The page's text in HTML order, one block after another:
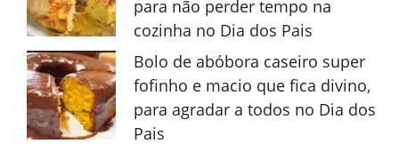
para não perder tempo na
cozinha no Dia dos Pais
Bolo de abóbora caseiro super
fofinho e macio que fica divino,
para agradar a todos no Dia dos
Pais